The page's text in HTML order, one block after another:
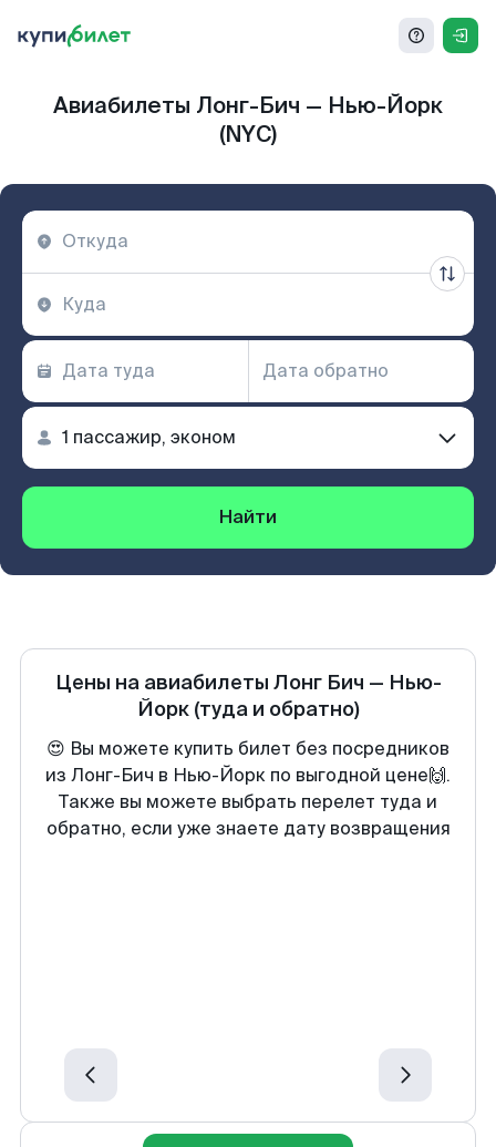
Авиабилеты Лонг-Бич — Нью-Йорк
(NYC)
Найти
Цены на авиабилеты Лонг Бич — Нью-
Йорк (туда и обратно)
😍 Вы можете купить билет без посредников
из Лонг-Бич в Нью-Йорк по выгодной цене🙌.
Также вы можете выбрать перелет туда и
обратно, если уже знаете дату возвращения